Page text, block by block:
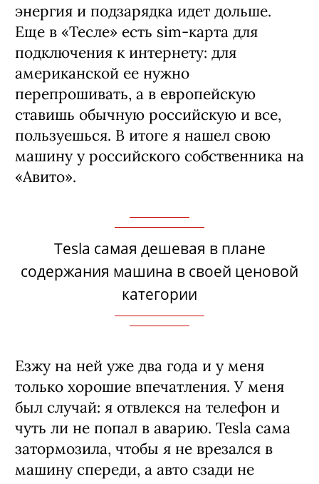
энергия и подзарядка идет дольше.
Еще в «Тесле» есть sim-карта для
подключения к интернету: для
американской ее нужно
перепрошивать, а в европейскую
ставишь обычную российскую и все,
пользуешься. В итоге я нашел свою
машину у российского собственника на
«Авито».
Tesla самая дешевая в плане
содержания машина в своей ценовой
категории
Езжу на ней уже два года и у меня
только хорошие впечатления. У меня
был случай: я отвлекся на телефон и
чуть ли не попал в аварию. Tesla сама
затормозила, чтобы я не врезался в
машину спереди, а авто сзади не